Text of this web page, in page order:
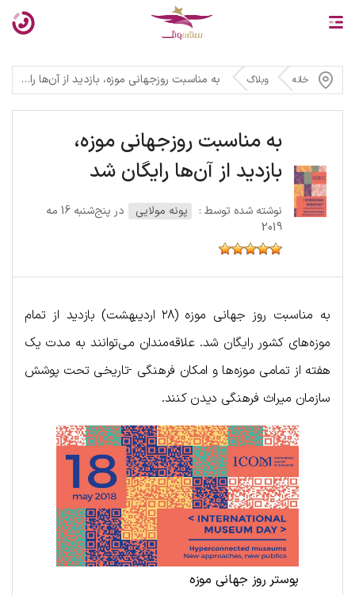
خانه وبلاگ به مناسبت روزجهانی موزه، بازدید از آن‌ها رایگان شد
به مناسبت روزجهانی موزه،
بازدید از آن‌ها رایگان شد
نوشته شده توسط : پونه مولایی
در پنج‌شنبه 16 مه
2019
به مناسبت روز جهانی موزه (۲۸ اردیبهشت) بازدید از تمام
موزه‌های کشور رایگان شد. علاقه‌مندان می‌توانند به مدت یک
هفته از تمامی موزه‌ها و امکان فرهنگی -تاریخی تحت پوشش
سازمان میراث فرهنگی دیدن کنند.
پوستر روز جهانی موزه